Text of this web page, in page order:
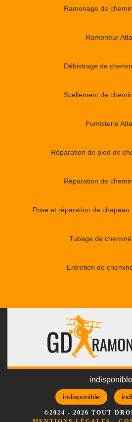
Ramonage de
Ramoneur
Débistrage de
Scellement de
Fumisterie
Réparation de pied de
Réparation de
Pose et réparation de chapeau
Tubage de
Entretien de
indisponible
indisponible
©2024 - 2026 TOUT